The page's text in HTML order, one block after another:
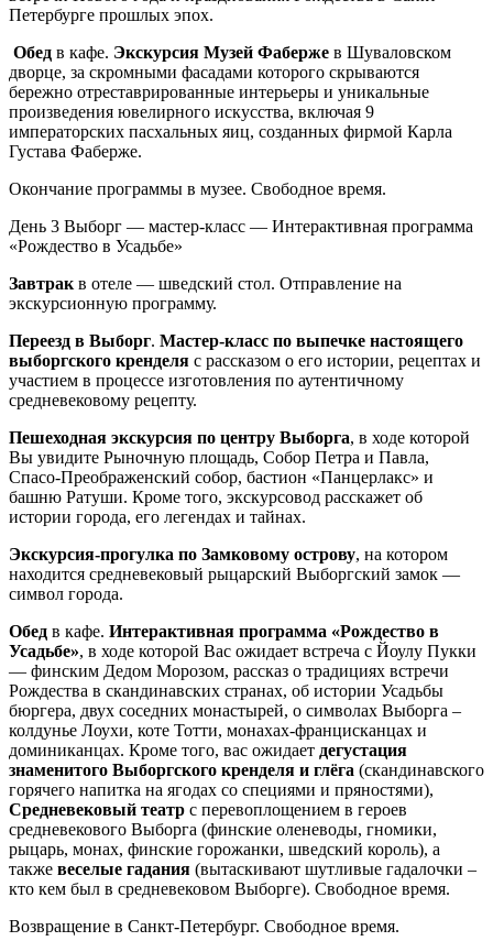
Петербурге прошлых эпох.
Обед в кафе. Экскурсия Музей Фаберже в Шуваловском
дворце, за скромными фасадами которого скрываются
бережно отреставрированные интерьеры и уникальные
произведения ювелирного искусства, включая 9
императорских пасхальных яиц, созданных фирмой Карла
Густава Фаберже.
Окончание программы в музее. Свободное время.
День 3 Выборг — мастер-класс — Интерактивная программа
«Рождество в Усадьбе»
Завтрак в отеле — шведский стол. Отправление на
экскурсионную программу.
Переезд в Выборг. Мастер-класс по выпечке настоящего
выборгского кренделя с рассказом о его истории, рецептах и
участием в процессе изготовления по аутентичному
средневековому рецепту.
Пешеходная экскурсия по центру Выборга, в ходе которой
Вы увидите Рыночную площадь, Собор Петра и Павла,
Спасо-Преображенский собор, бастион «Панцерлакс» и
башню Ратуши. Кроме того, экскурсовод расскажет об
истории города, его легендах и тайнах.
Экскурсия-прогулка по Замковому острову, на котором
находится средневековый рыцарский Выборгский замок —
символ города.
Обед в кафе. Интерактивная программа «Рождество в
Усадьбе», в ходе которой Вас ожидает встреча с Йоулу Пукки
— финским Дедом Морозом, рассказ о традициях встречи
Рождества в скандинавских странах, об истории Усадьбы
бюргера, двух соседних монастырей, о символах Выборга –
колдунье Лоухи, коте Тотти, монахах-францисканцах и
доминиканцах. Кроме того, вас ожидает дегустация
знаменитого Выборгского кренделя и глёга (скандинавского
горячего напитка на ягодах со специями и пряностями),
Средневековый театр с перевоплощением в героев
средневекового Выборга (финские оленеводы, гномики,
рыцарь, монах, финские горожанки, шведский король), а
также веселые гадания (вытаскивают шутливые гадалочки –
кто кем был в средневековом Выборге). Свободное время.
Возвращение в Санкт-Петербург. Свободное время.